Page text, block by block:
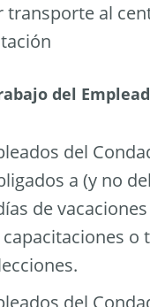
transporte al
del
del
a (y no
de
o
del